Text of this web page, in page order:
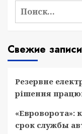
Найти:
Свежие записи
Резервне
рішення
«Евроворота»:
срок службы